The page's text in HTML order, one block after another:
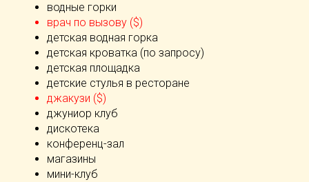
водные горки
врач по вызову ($)
детская водная горка
детская кроватка (по запросу)
детская площадка
детские стулья в ресторане
джакузи ($)
джуниор клуб
дискотека
конференц-зал
магазины
мини-клуб